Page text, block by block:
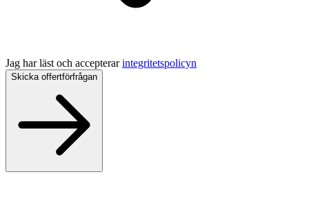
Jag har läst och accepterar integritetspolicyn
Skicka offertförfrågan